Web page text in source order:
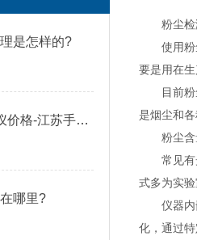
是怎样的?
安徽便携式voc检测仪价格-江苏手持式voc气体检测仪厂家
哪里?
粉尘检
使用粉尘
要是用在
目前粉尘
是烟尘和
粉尘含
常见有光
式多为实
仪器内嵌
化，通过